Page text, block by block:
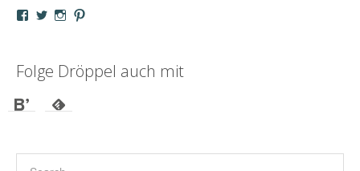
Profil
Facebook
anzeigen
Profil
Twitter
anzeigen
Profil
Instagram
anzeigen
Profil
Pinterest
anzeigen
Folge Dröppel auch mit